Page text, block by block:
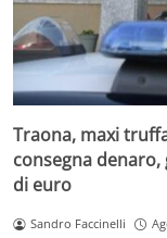
Traona, maxi
consegna
di euro
Sandro Faccinelli